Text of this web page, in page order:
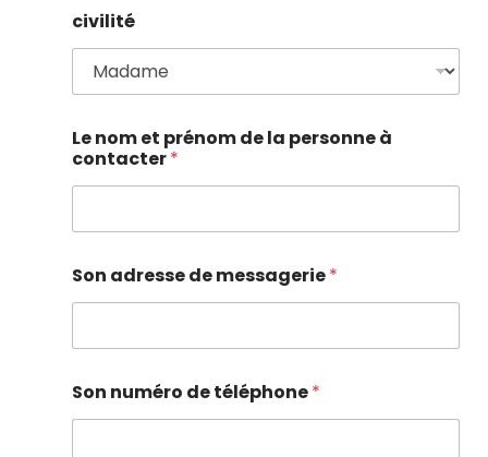
civilité
Le nom et prénom de la personne à
contacter*
Son adresse de messagerie*
Son numéro de téléphone*